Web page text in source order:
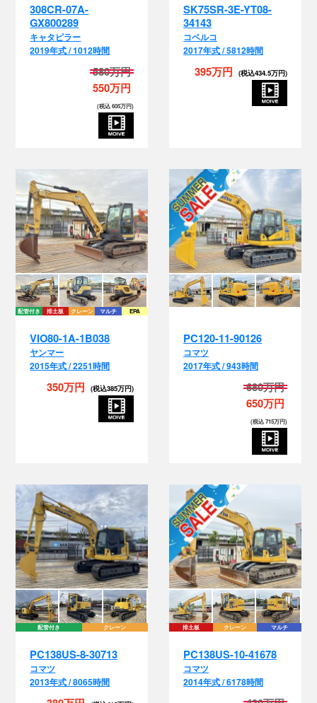
308CR-07A-
GX800289
キャタピラー
2019年式 / 1012時間
580万円
550万円
(税込 605万円)
SK75SR-3E-YT08-
34143
コベルコ
2017年式 / 5812時間
395万円 (税込434.5万円)
配管付き 排土板 クレーン マルチ EPA
VIO80-1A-1B038
ヤンマー
2015年式 / 2251時間
350万円 (税込385万円)
PC120-11-90126
コマツ
2017年式 / 943時間
680万円
650万円
(税込 715万円)
配管付き クレーン
PC138US-8-30713
コマツ
2013年式 / 8065時間
排土板 クレーン マルチ
PC138US-10-41678
コマツ
2014年式 / 6178時間